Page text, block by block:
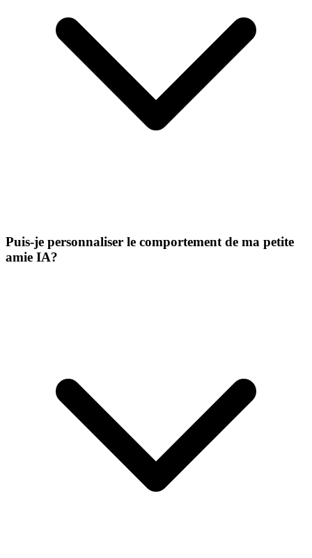
Puis-je personnaliser le comportement de ma petite
amie IA?